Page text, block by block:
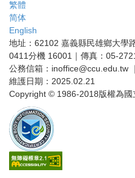
繁體
简体
English
地址：62102 嘉義縣民雄鄉大學
0411分機 16001｜傳真：05-
公務信箱：inoffice@ccu.edu.tw
維護日期：2025.02.21
Copyright © 1986-2018版權為國